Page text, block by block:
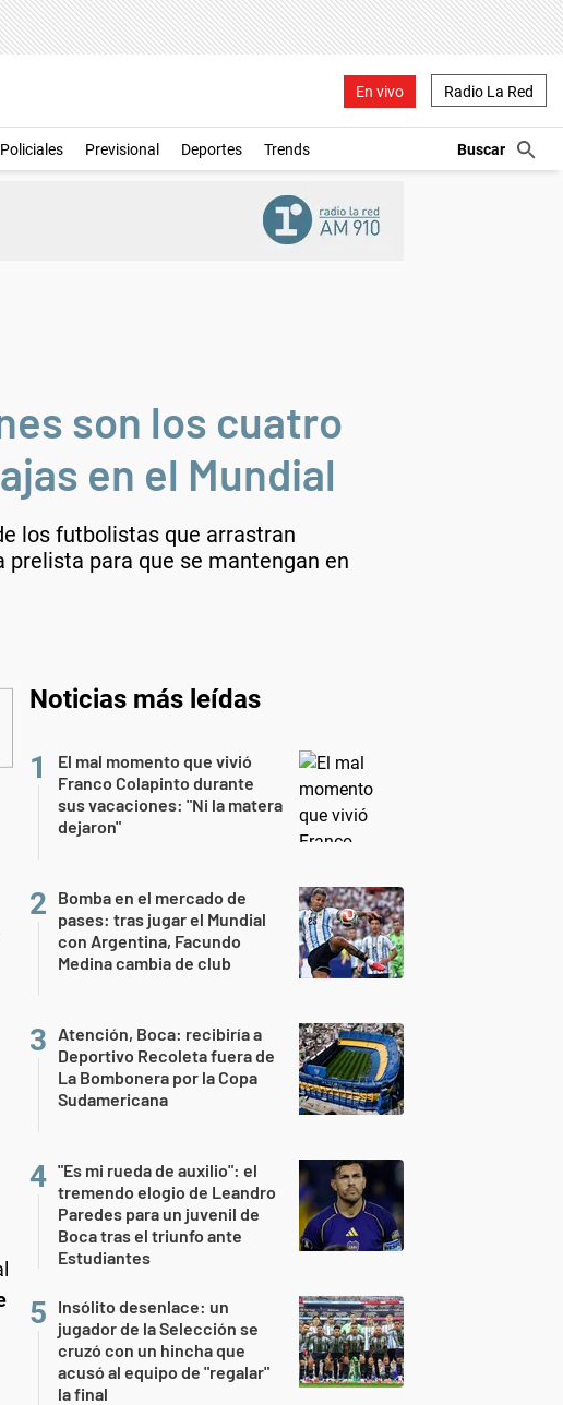
En vivo Radio La Red
Policiales Previsional Deportes Trends
son los cuatro
en el Mundial
los futbolistas que arrastran
para que se mantengan en
Noticias más leídas
El mal momento que vivió
Franco Colapinto durante
sus vacaciones: "Ni la matera
dejaron"
Bomba en el mercado de
pases: tras jugar el Mundial
con Argentina, Facundo
Medina cambia de club
Atención, Boca: recibiría a
Deportivo Recoleta fuera de
La Bombonera por la Copa
Sudamericana
"Es mi rueda de auxilio": el
tremendo elogio de Leandro
Paredes para un juvenil de
Boca tras el triunfo ante
Estudiantes
Insólito desenlace: un
jugador de la Selección se
cruzó con un hincha que
acusó al equipo de "regalar"
la final